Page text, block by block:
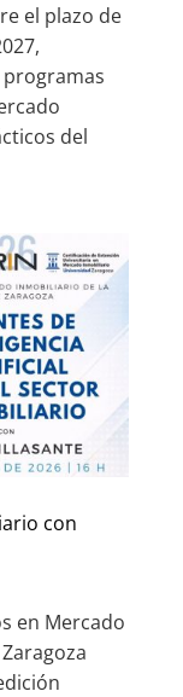
el plazo de
del
con
en Mercado